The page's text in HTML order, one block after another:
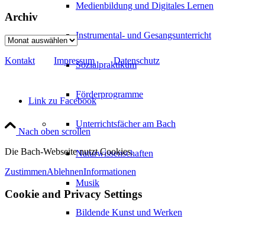
Medienbildung und Digitales Lernen
Instrumental- und Gesangsunterricht
Sozialpraktikum
Förderprogramme
Unterrichtsfächer am Bach
Naturwissenschaften
Musik
Bildende Kunst und Werken
Archiv
Archiv
Kontakt Impressum Datenschutz
Link zu Facebook
Nach oben scrollen
Die Bach-Webseite nutzt Cookies.
ZustimmenAblehnenInformationen
Cookie and Privacy Settings